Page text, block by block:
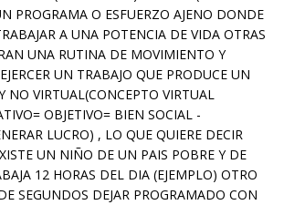
PROGRAMA O ESFUERZO AJENO DONDE
A UNA POTENCIA DE VIDA OTRAS
UNA RUTINA DE MOVIMIENTO Y
UN TRABAJO QUE PRODUCE UN
NO VIRTUAL(CONCEPTO VIRTUAL
OBJETIVO= BIEN SOCIAL -
LUCRO) , LO QUE QUIERE DECIR
UN NIÑO DE UN PAIS POBRE Y DE
12 HORAS DEL DIA (EJEMPLO) OTRO
SEGUNDOS DEJAR PROGRAMADO CON